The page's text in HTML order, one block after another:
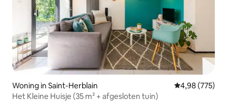
Woning in Saint-Herblain Gemiddelde
4,98 (775)
Het Kleine Huisje (35 m² + afgesloten tuin)